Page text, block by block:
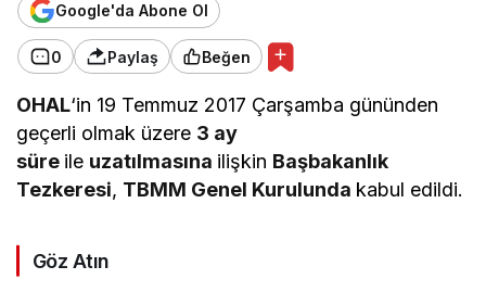
Google'da Abone Ol
0 Paylaş Beğen
OHAL‘in 19 Temmuz 2017 Çarşamba gününden
geçerli olmak üzere 3 ay
süre ile uzatılmasına ilişkin Başbakanlık
Tezkeresi, TBMM Genel Kurulunda kabul edildi.
Göz Atın